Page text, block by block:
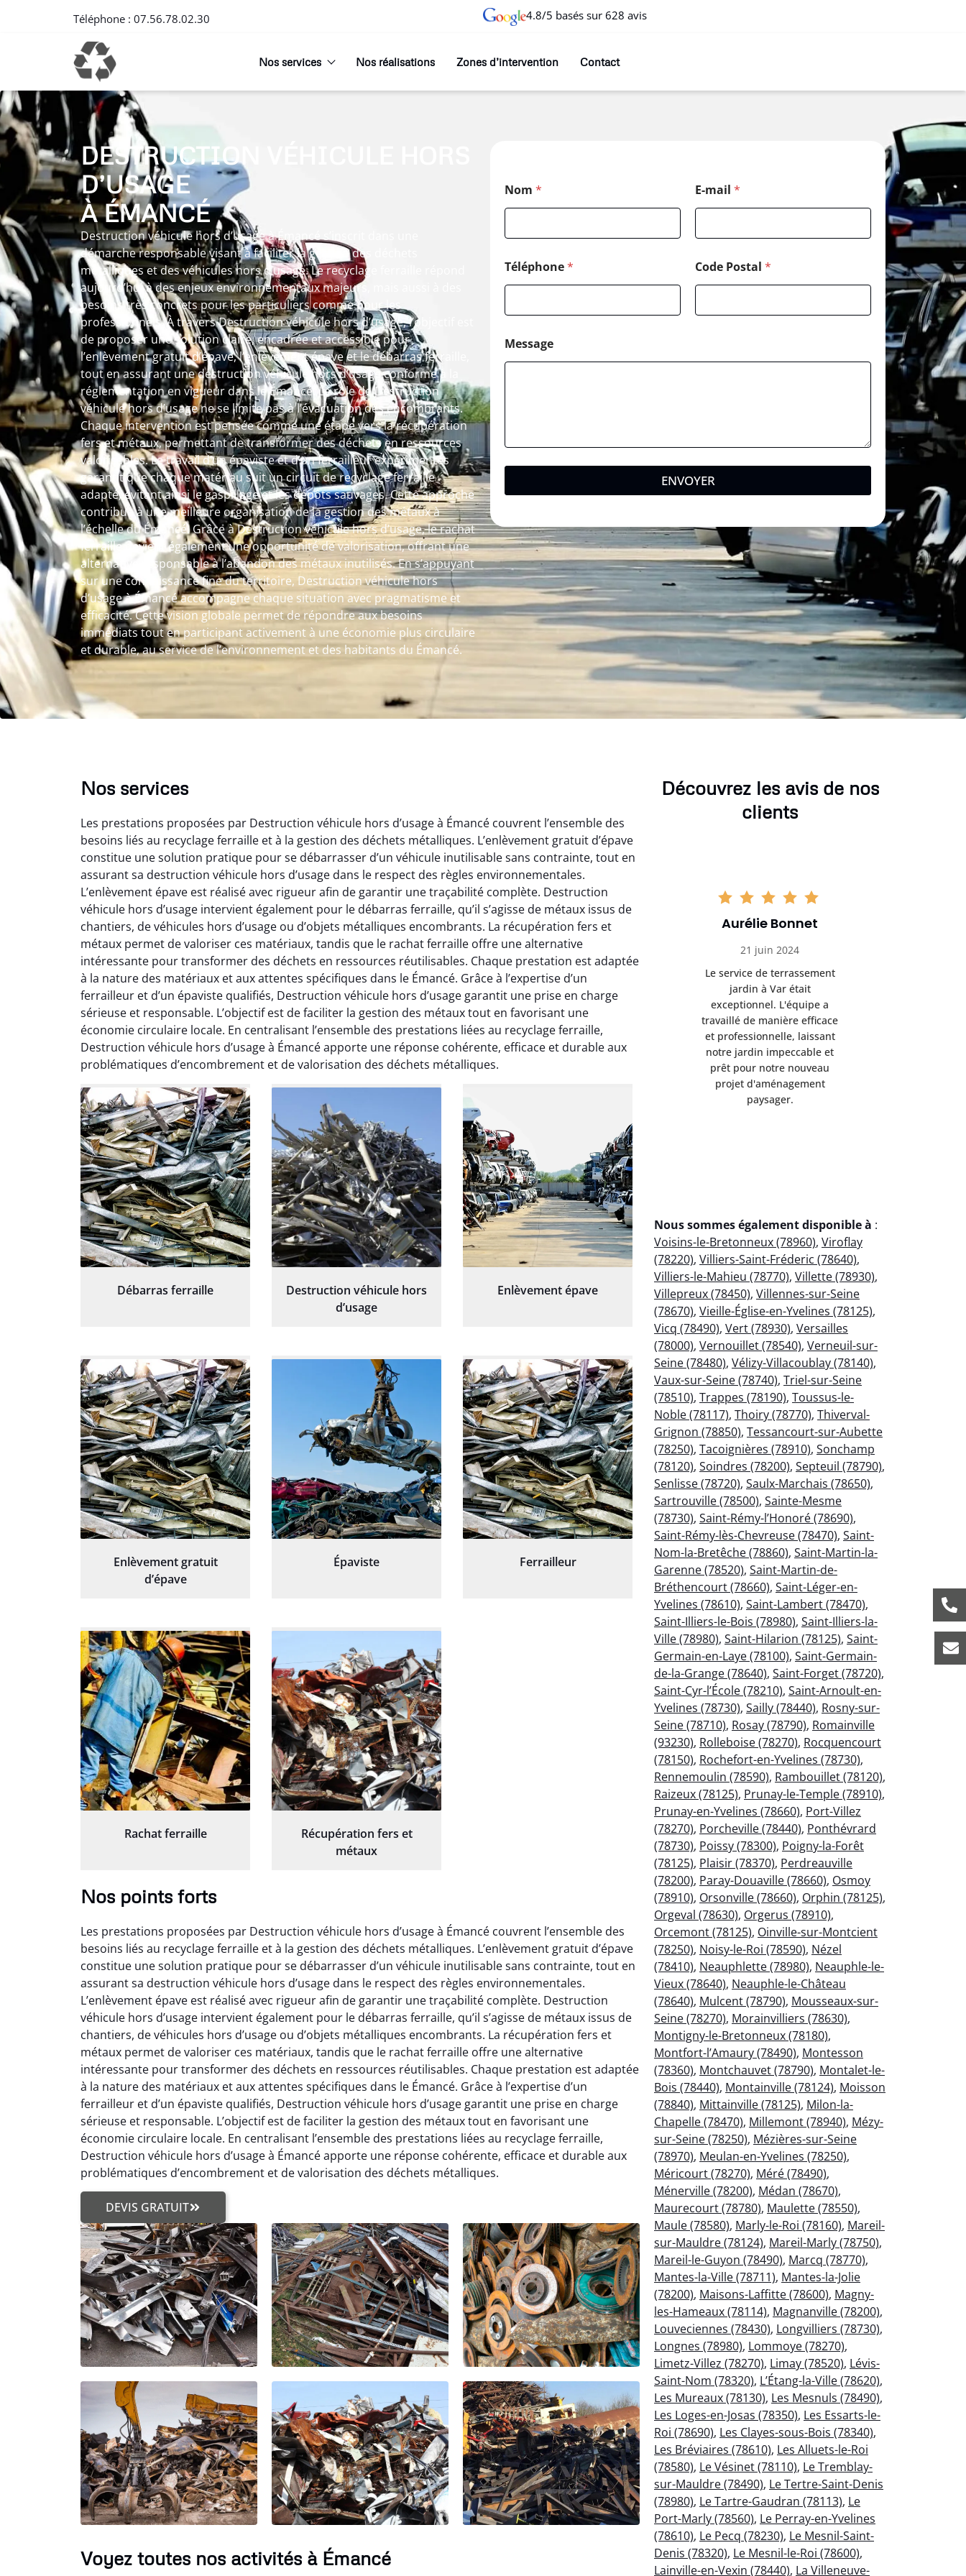
Téléphone : 07.56.78.02.30 4.8/5 basés sur 628 avis
Nos services Nos réalisations Zones d’intervention Contact
DESTRUCTION VÉHICULE HORS
D’USAGE
À ÉMANCÉ
Destruction véhicule hors d’usage à Émancé s’inscrit dans une
démarche responsable visant à faciliter la gestion des déchets
métalliques et des véhicules hors d’usage. Le recyclage ferraille répond
aujourd’hui à des enjeux environnementaux majeurs, mais aussi à des
besoins très concrets pour les particuliers comme pour les
professionnels. À travers Destruction véhicule hors d’usage, l’objectif est
de proposer une solution claire, encadrée et accessible pour
l’enlèvement gratuit d’épave, l’enlèvement épave et le débarras ferraille,
tout en assurant une destruction véhicule hors d’usage conforme à la
réglementation en vigueur dans le Émancé. Le rôle de Destruction
véhicule hors d’usage ne se limite pas à l’évacuation des encombrants.
Chaque intervention est pensée comme une étape vers la récupération
fers et métaux, permettant de transformer des déchets en ressources
valorisables. Le travail d’un épaviste et d’un ferrailleur expérimentés
garantit que chaque matériau suit un circuit de recyclage ferraille
adapté, évitant ainsi le gaspillage et les dépôts sauvages. Cette approche
contribue à une meilleure organisation de la gestion des métaux à
l’échelle du Émancé. Grâce à Destruction véhicule hors d’usage, le rachat
ferraille devient également une opportunité de valorisation, offrant une
alternative responsable à l’abandon des métaux inutilisés. En s’appuyant
sur une connaissance fine du territoire, Destruction véhicule hors
d’usage à Émancé accompagne chaque situation avec pragmatisme et
efficacité. Cette vision globale permet de répondre aux besoins
immédiats tout en participant activement à une économie plus circulaire
et durable, au service de l’environnement et des habitants du Émancé.
Nom * E-mail *
Téléphone* Code Postal *
Message
ENVOYER
Nos services
Les prestations proposées par Destruction véhicule hors d’usage à Émancé couvrent l’ensemble des
besoins liés au recyclage ferraille et à la gestion des déchets métalliques. L’enlèvement gratuit d’épave
constitue une solution pratique pour se débarrasser d’un véhicule inutilisable sans contrainte, tout en
assurant sa destruction véhicule hors d’usage dans le respect des règles environnementales.
L’enlèvement épave est réalisé avec rigueur afin de garantir une traçabilité complète. Destruction
véhicule hors d’usage intervient également pour le débarras ferraille, qu’il s’agisse de métaux issus de
chantiers, de véhicules hors d’usage ou d’objets métalliques encombrants. La récupération fers et
métaux permet de valoriser ces matériaux, tandis que le rachat ferraille offre une alternative
intéressante pour transformer des déchets en ressources réutilisables. Chaque prestation est adaptée
à la nature des matériaux et aux attentes spécifiques dans le Émancé. Grâce à l’expertise d’un
ferrailleur et d’un épaviste qualifiés, Destruction véhicule hors d’usage garantit une prise en charge
sérieuse et responsable. L’objectif est de faciliter la gestion des métaux tout en favorisant une
économie circulaire locale. En centralisant l’ensemble des prestations liées au recyclage ferraille,
Destruction véhicule hors d’usage à Émancé apporte une réponse cohérente, efficace et durable aux
problématiques d’encombrement et de valorisation des déchets métalliques.
Débarras ferraille
Destruction véhicule hors
d’usage
Enlèvement épave
Enlèvement gratuit
d’épave
Épaviste Ferrailleur
Rachat ferraille
Récupération fers et
métaux
Nos points forts
Les prestations proposées par Destruction véhicule hors d’usage à Émancé couvrent l’ensemble des
besoins liés au recyclage ferraille et à la gestion des déchets métalliques. L’enlèvement gratuit d’épave
constitue une solution pratique pour se débarrasser d’un véhicule inutilisable sans contrainte, tout en
assurant sa destruction véhicule hors d’usage dans le respect des règles environnementales.
L’enlèvement épave est réalisé avec rigueur afin de garantir une traçabilité complète. Destruction
véhicule hors d’usage intervient également pour le débarras ferraille, qu’il s’agisse de métaux issus de
chantiers, de véhicules hors d’usage ou d’objets métalliques encombrants. La récupération fers et
métaux permet de valoriser ces matériaux, tandis que le rachat ferraille offre une alternative
intéressante pour transformer des déchets en ressources réutilisables. Chaque prestation est adaptée
à la nature des matériaux et aux attentes spécifiques dans le Émancé. Grâce à l’expertise d’un
ferrailleur et d’un épaviste qualifiés, Destruction véhicule hors d’usage garantit une prise en charge
sérieuse et responsable. L’objectif est de faciliter la gestion des métaux tout en favorisant une
économie circulaire locale. En centralisant l’ensemble des prestations liées au recyclage ferraille,
Destruction véhicule hors d’usage à Émancé apporte une réponse cohérente, efficace et durable aux
problématiques d’encombrement et de valorisation des déchets métalliques.
DEVIS GRATUIT
Voyez toutes nos activités à Émancé
Découvrez les avis de nos
clients
Aurélie Bonnet
21 juin 2024
Le service de terrassement
jardin à Var était
exceptionnel. L'équipe a
travaillé de manière efficace
et professionnelle, laissant
notre jardin impeccable et
prêt pour notre nouveau
Aurélie Bonnet
21 juin 2024
Le service de terrassement
jardin à Var était
exceptionnel. L'équipe a
travaillé de manière efficace
et professionnelle, laissant
notre jardin impeccable et
Aurélie Bonnet
21 juin 2024
Le service de terrassement
jardin à Var était
exceptionnel. L'équipe a
travaillé de manière efficace
et professionnelle, laissant
notre jardin impeccable et
prêt pour notre nouveau
projet d'aménagement
paysager.
Nous sommes également disponible à :
Voisins-le-Bretonneux (78960), Viroflay
(78220), Villiers-Saint-Fréderic (78640),
Villiers-le-Mahieu (78770), Villette (78930),
Villepreux (78450), Villennes-sur-Seine
(78670), Vieille-Église-en-Yvelines (78125),
Vicq (78490), Vert (78930), Versailles
(78000), Vernouillet (78540), Verneuil-sur-
Seine (78480), Vélizy-Villacoublay (78140),
Vaux-sur-Seine (78740), Triel-sur-Seine
(78510), Trappes (78190), Toussus-le-
Noble (78117), Thoiry (78770), Thiverval-
Grignon (78850), Tessancourt-sur-Aubette
(78250), Tacoignières (78910), Sonchamp
(78120), Soindres (78200), Septeuil (78790),
Senlisse (78720), Saulx-Marchais (78650),
Sartrouville (78500), Sainte-Mesme
(78730), Saint-Rémy-l’Honoré (78690),
Saint-Rémy-lès-Chevreuse (78470), Saint-
Nom-la-Bretêche (78860), Saint-Martin-la-
Garenne (78520), Saint-Martin-de-
Bréthencourt (78660), Saint-Léger-en-
Yvelines (78610), Saint-Lambert (78470),
Saint-Illiers-le-Bois (78980), Saint-Illiers-la-
Ville (78980), Saint-Hilarion (78125), Saint-
Germain-en-Laye (78100), Saint-Germain-
de-la-Grange (78640), Saint-Forget (78720),
Saint-Cyr-l’École (78210), Saint-Arnoult-en-
Yvelines (78730), Sailly (78440), Rosny-sur-
Seine (78710), Rosay (78790), Romainville
(93230), Rolleboise (78270), Rocquencourt
(78150), Rochefort-en-Yvelines (78730),
Rennemoulin (78590), Rambouillet (78120),
Raizeux (78125), Prunay-le-Temple (78910),
Prunay-en-Yvelines (78660), Port-Villez
(78270), Porcheville (78440), Ponthévrard
(78730), Poissy (78300), Poigny-la-Forêt
(78125), Plaisir (78370), Perdreauville
(78200), Paray-Douaville (78660), Osmoy
(78910), Orsonville (78660), Orphin (78125),
Orgeval (78630), Orgerus (78910),
Orcemont (78125), Oinville-sur-Montcient
(78250), Noisy-le-Roi (78590), Nézel
(78410), Neauphlette (78980), Neauphle-le-
Vieux (78640), Neauphle-le-Château
(78640), Mulcent (78790), Mousseaux-sur-
Seine (78270), Morainvilliers (78630),
Montigny-le-Bretonneux (78180),
Montfort-l’Amaury (78490), Montesson
(78360), Montchauvet (78790), Montalet-le-
Bois (78440), Montainville (78124), Moisson
(78840), Mittainville (78125), Milon-la-
Chapelle (78470), Millemont (78940), Mézy-
sur-Seine (78250), Mézières-sur-Seine
(78970), Meulan-en-Yvelines (78250),
Méricourt (78270), Méré (78490),
Ménerville (78200), Médan (78670),
Maurecourt (78780), Maulette (78550),
Maule (78580), Marly-le-Roi (78160), Mareil-
sur-Mauldre (78124), Mareil-Marly (78750),
Mareil-le-Guyon (78490), Marcq (78770),
Mantes-la-Ville (78711), Mantes-la-Jolie
(78200), Maisons-Laffitte (78600), Magny-
les-Hameaux (78114), Magnanville (78200),
Louveciennes (78430), Longvilliers (78730),
Longnes (78980), Lommoye (78270),
Limetz-Villez (78270), Limay (78520), Lévis-
Saint-Nom (78320), L’Étang-la-Ville (78620),
Les Mureaux (78130), Les Mesnuls (78490),
Les Loges-en-Josas (78350), Les Essarts-le-
Roi (78690), Les Clayes-sous-Bois (78340),
Les Bréviaires (78610), Les Alluets-le-Roi
(78580), Le Vésinet (78110), Le Tremblay-
sur-Mauldre (78490), Le Tertre-Saint-Denis
(78980), Le Tartre-Gaudran (78113), Le
Port-Marly (78560), Le Perray-en-Yvelines
(78610), Le Pecq (78230), Le Mesnil-Saint-
Denis (78320), Le Mesnil-le-Roi (78600),
Lainville-en-Vexin (78440), La Villeneuve-